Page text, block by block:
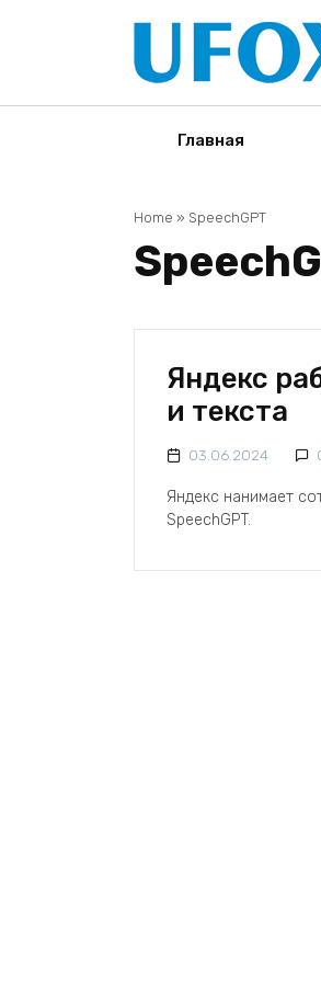
Главная
Home » SpeechGPT
Яндекс
и текста
03.06.2024
Яндекс нанимает
SpeechGPT.